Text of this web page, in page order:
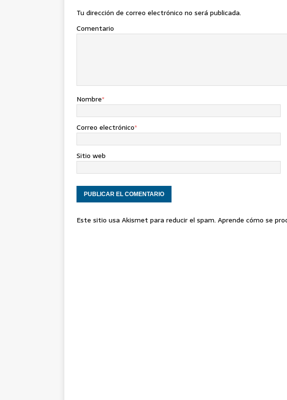
Tu dirección de correo electrónico no será publicada.
Comentario
Nombre*
Correo electrónico*
Sitio web
Este sitio usa Akismet para reducir el spam. Aprende cómo se